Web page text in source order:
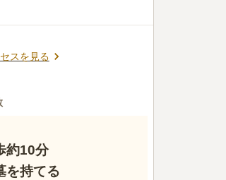
スを見る
約10分
を持てる